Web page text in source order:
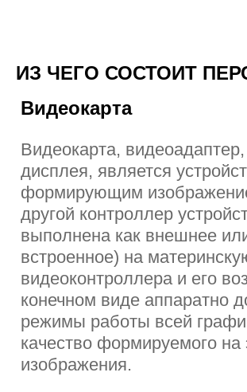
ИЗ ЧЕГО СОСТОИТ
Видеокарта
Видеокарта,
дисплея, является
формирующим
другой контроллер
выполнена как внешнее
встроенное) на
видеоконтроллера и его
конечном виде аппаратно
режимы работы всей
качество формируемого на
изображения.